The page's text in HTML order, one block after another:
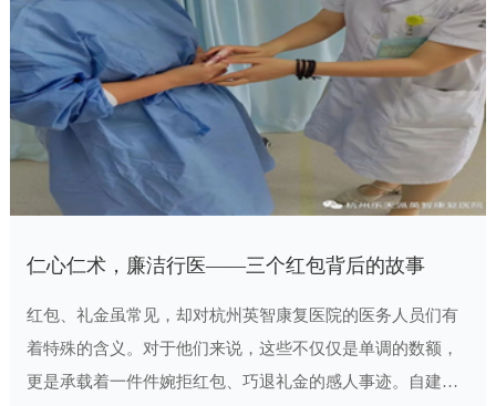
仁心仁术，廉洁行医——三个红包背后的故事
红包、礼金虽常见，却对杭州英智康复医院的医务人员们有
着特殊的含义。对于他们来说，这些不仅仅是单调的数额，
更是承载着一件件婉拒红包、巧退礼金的感人事迹。自建院